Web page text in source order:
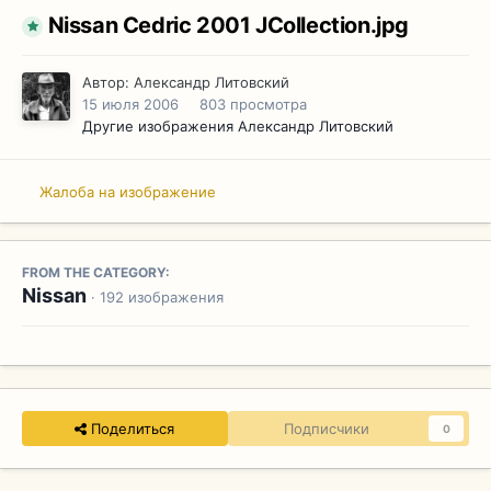
Nissan Cedric 2001 JCollection.jpg
Автор: Александр Литовский
15 июля 2006
803 просмотра
Другие изображения Александр Литовский
Жалоба на изображение
FROM THE CATEGORY:
Nissan · 192 изображения
Поделиться Подписчики 0